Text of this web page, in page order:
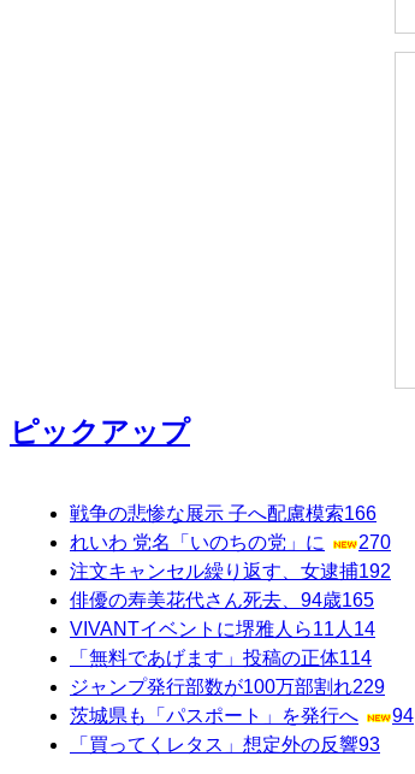
ピックアップ
戦争の悲惨な展示 子へ配慮模索166
れいわ 党名「いのちの党」に
270
注文キャンセル繰り返す、女逮捕192
俳優の寿美花代さん死去、94歳165
VIVANTイベントに堺雅人ら11人 14
「無料であげます」投稿の正体114
ジャンプ発行部数が100万部割れ229
茨城県も「パスポート」を発行へ
94
「買ってくレタス」想定外の反響93